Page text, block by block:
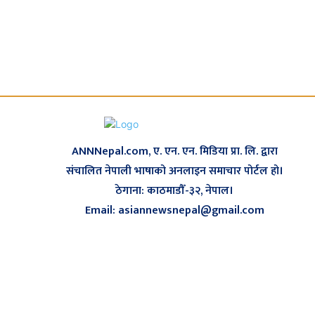
ANNNepal.com, ए. एन. एन. मिडिया प्रा. लि. द्वारा
संचालित नेपाली भाषाको अनलाइन समाचार पोर्टल हो।
ठेगाना: काठमाडौँ-३२, नेपाल।
Email: asiannewsnepal@gmail.com